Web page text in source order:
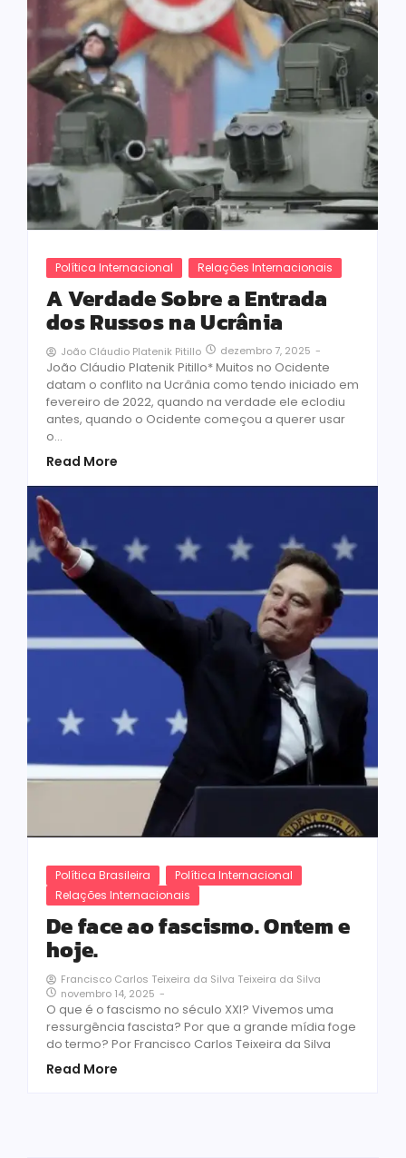
Política Internacional Relações Internacionais
A Verdade Sobre a Entrada
dos Russos na Ucrânia
João Cláudio Platenik Pitillo dezembro 7, 2025 -
João Cláudio Platenik Pitillo* Muitos no Ocidente
datam o conflito na Ucrânia como tendo iniciado em
fevereiro de 2022, quando na verdade ele eclodiu
antes, quando o Ocidente começou a querer usar
o...
Read More
Política Brasileira
Política Internacional
Relações Internacionais
De face ao fascismo. Ontem e
hoje.
Francisco Carlos Teixeira da Silva Teixeira da Silva
novembro 14, 2025 -
O que é o fascismo no século XXI? Vivemos uma
ressurgência fascista? Por que a grande mídia foge
do termo? Por Francisco Carlos Teixeira da Silva
Read More